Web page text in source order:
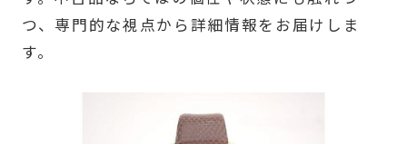
つ、専門的な視点から詳細情報をお届けしま
す。